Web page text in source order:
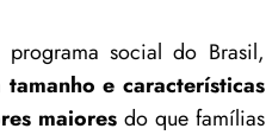
social do Brasil,
tamanho e características
maioresdo que famílias